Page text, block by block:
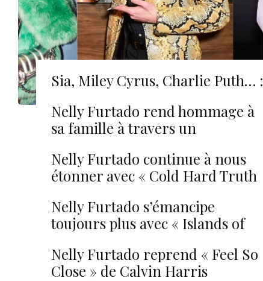
Sia, Miley Cyrus, Charlie Puth… :
Nelly Furtado rend hommage à
sa famille à travers un
Nelly Furtado continue à nous
étonner avec « Cold Hard Truth
Nelly Furtado s’émancipe
toujours plus avec « Islands of
Nelly Furtado reprend « Feel So
Close » de Calvin Harris